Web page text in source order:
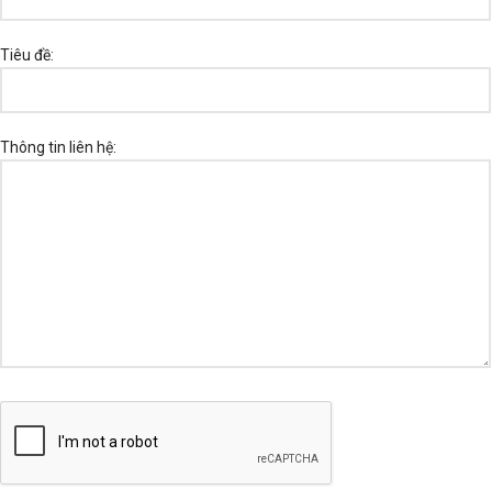
Tiêu đề:
Thông tin liên hệ: